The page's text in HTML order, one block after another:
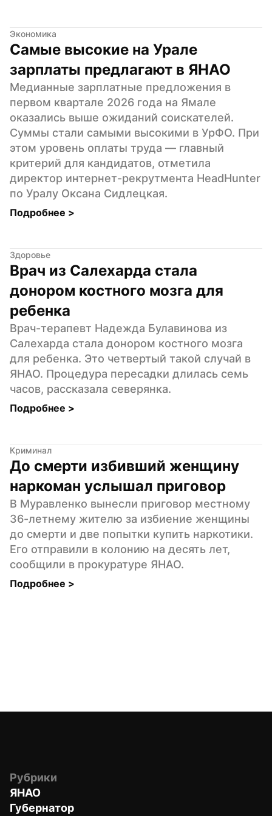
Экономика
Самые высокие на Урале
зарплаты предлагают в ЯНАО
Медианные зарплатные предложения в
первом квартале 2026 года на Ямале
оказались выше ожиданий соискателей.
Суммы стали самыми высокими в УрФО. При
этом уровень оплаты труда — главный
критерий для кандидатов, отметила
директор интернет-рекрутмента HeadHunter
по Уралу Оксана Сидлецкая.
Подробнее >
Здоровье
Врач из Салехарда стала
донором костного мозга для
ребенка
Врач-терапевт Надежда Булавинова из
Салехарда стала донором костного мозга
для ребенка. Это четвертый такой случай в
ЯНАО. Процедура пересадки длилась семь
часов, рассказала северянка.
Подробнее >
Криминал
До смерти избивший женщину
наркоман услышал приговор
В Муравленко вынесли приговор местному
36-летнему жителю за избиение женщины
до смерти и две попытки купить наркотики.
Его отправили в колонию на десять лет,
сообщили в прокуратуре ЯНАО.
Подробнее >
Рубрики
ЯНАО
Губернатор